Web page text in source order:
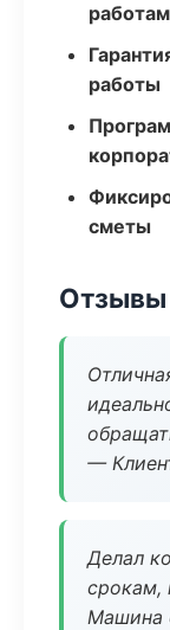
работам
работы
сметы
Отзывы
—
Делал
срокам,
Машина